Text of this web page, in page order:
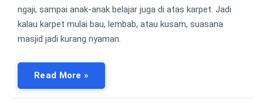
ngaji, sampai anak-anak belajar juga di atas karpet. Jadi
kalau karpet mulai bau, lembab, atau kusam, suasana
masjid jadi kurang nyaman.
Read More »